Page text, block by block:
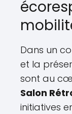
Dans un
et la
sont au
Salon
initiatives